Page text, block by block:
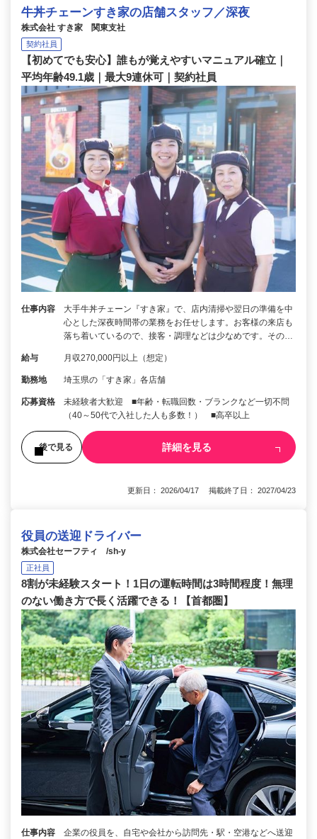
牛丼チェーンすき家の店舗スタッフ／深夜
株式会社 すき家 関東支社
契約社員
【初めてでも安心】誰もが覚えやすいマニュアル確立｜
平均年齢49.1歳｜最大9連休可｜契約社員
仕事内容
大手牛丼チェーン『すき家』で、店内清掃や翌日の準備を中
心とした深夜時間帯の業務をお任せします。お客様の来店も
落ち着いているので、接客・調理などは少なめです。その…
給与 月収270,000円以上（想定）
勤務地 埼玉県の「すき家」各店舗
応募資格
未経験者大歓迎 ■年齢・転職回数・ブランクなど一切不問
（40～50代で入社した人も多数！） ■高卒以上
後で見る 詳細を見る
更新日： 2026/04/17 掲載終了日： 2027/04/23
役員の送迎ドライバー
株式会社セーフティ /sh-y
正社員
8割が未経験スタート！1日の運転時間は3時間程度！無理
のない働き方で長く活躍できる！【首都圏】
仕事内容
企業の役員を、自宅や会社から訪問先・駅・空港などへ送迎